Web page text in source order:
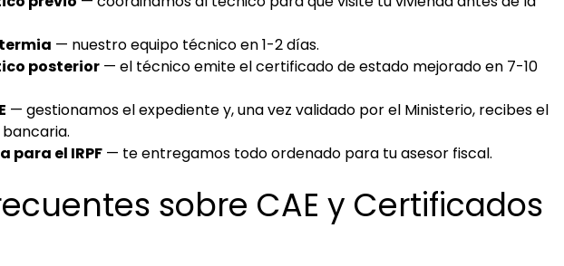
— nuestro equipo técnico en 1-2 días.
posterior — el técnico emite el certificado de estado mejorado en 7-10
— gestionamos el expediente y, una vez validado por el Ministerio, recibes el
para el IRPF — te entregamos todo ordenado para tu asesor fiscal.
sobre CAE y Certificados